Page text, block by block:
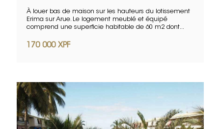
À louer bas de maison sur les hauteurs du lotissement
Erima sur Arue. Le logement meublé et équipé
comprend une superficie habitable de 60 m2 dont...
170 000 XPF